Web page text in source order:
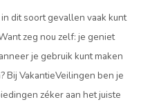
dit soort gevallen vaak kunt
zeg nou zelf: je geniet
je gebruik kunt maken
Bij VakantieVeilingen ben je
zéker aan het juiste